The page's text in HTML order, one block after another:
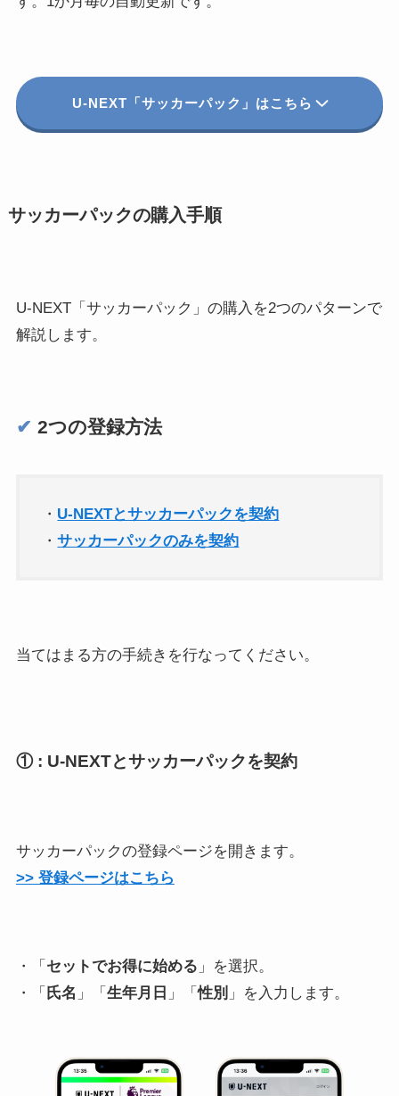
U-NEXT「サッカーパック」はこちら
サッカーパックの購入手順
U-NEXT「サッカーパック」の購入を2つのパターンで
解説します。
✔︎ 2つの登録方法
・ U-NEXTとサッカーパックを契約
・サッカーパックのみを契約
当てはまる方の手続きを行なってください。
① : U-NEXTとサッカーパックを契約
サッカーパックの登録ページを開きます。
>> 登録ページはこちら
・「 セットでお得に始める 」を選択。
・「 氏名 」「 生年月日 」「性別 」を入力します。